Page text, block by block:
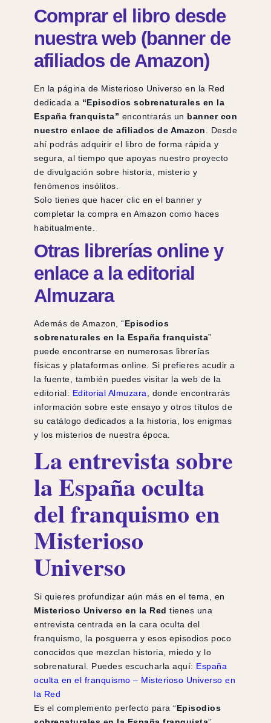
Comprar el libro desde
nuestra web (banner de
afiliados de Amazon)
En la página de Misterioso Universo en la Red
dedicada a “Episodios sobrenaturales en la
España franquista” encontrarás un banner con
nuestro enlace de afiliados de Amazon . Desde
ahí podrás adquirir el libro de forma rápida y
segura, al tiempo que apoyas nuestro proyecto
de divulgación sobre historia, misterio y
fenómenos insólitos.
Solo tienes que hacer clic en el banner y
completar la compra en Amazon como haces
habitualmente.
Otras librerías online y
enlace a la editorial
Almuzara
Además de Amazon, “Episodios
sobrenaturales en la España franquista”
puede encontrarse en numerosas librerías
físicas y plataformas online. Si prefieres acudir a
la fuente, también puedes visitar la web de la
editorial: Editorial Almuzara , donde encontrarás
información sobre este ensayo y otros títulos de
su catálogo dedicados a la historia, los enigmas
y los misterios de nuestra época.
La entrevista sobre
la España oculta
del franquismo en
Misterioso
Universo
Si quieres profundizar aún más en el tema, en
Misterioso Universo en la Red tienes una
entrevista centrada en la cara oculta del
franquismo, la posguerra y esos episodios poco
conocidos que mezclan historia, miedo y lo
sobrenatural. Puedes escucharla aquí: España
oculta en el franquismo – Misterioso Universo en
la Red
Es el complemento perfecto para “Episodios